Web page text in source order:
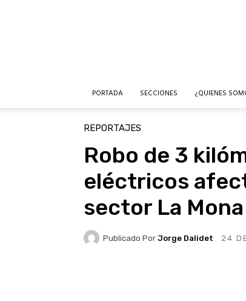
PORTADA SECCIONES ¿QUIENES
REPORTAJES
Robo de 3
eléctricos
sector La
Publicado Por Jorge Dalidet 24